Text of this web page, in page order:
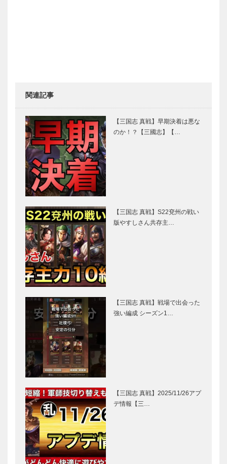
関連記事
【三国志 真戦】早期決着は悪な
のか！？【三國志】【…
【三国志 真戦】S22兗州の戦い
版やすしさん共存主…
【三国志 真戦】戦場で出会った
強い編成 シーズン1…
【三国志 真戦】2025/11/26アプ
デ情報【三…